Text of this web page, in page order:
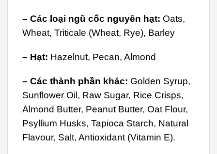
– Các loại ngũ cốc nguyên hạt: Oats,
Wheat, Triticale (Wheat, Rye), Barley
– Hạt: Hazelnut, Pecan, Almond
– Các thành phần khác: Golden Syrup,
Sunflower Oil, Raw Sugar, Rice Crisps,
Almond Butter, Peanut Butter, Oat Flour,
Psyllium Husks, Tapioca Starch, Natural
Flavour, Salt, Antioxidant (Vitamin E).